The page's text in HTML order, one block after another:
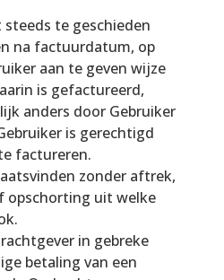
te geschieden
na factuurdatum, op
aan te geven wijze
is gefactureerd,
anders door Gebruiker
is gerechtigd
factureren.
zonder aftrek,
opschorting uit welke
in gebreke
betaling van een